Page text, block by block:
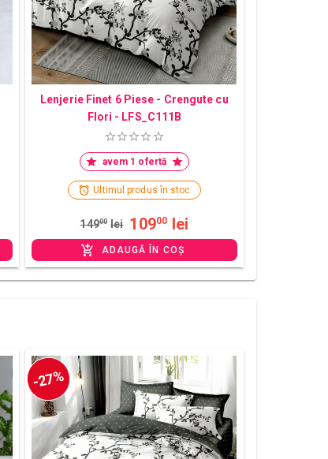
Lenjerie Finet 6 Piese - Crengute cu
Flori - LFS_C111B
avem 1 ofertă
Ultimul produs în stoc
14900 lei 10900 lei
ADAUGĂ ÎN COȘ
-27%